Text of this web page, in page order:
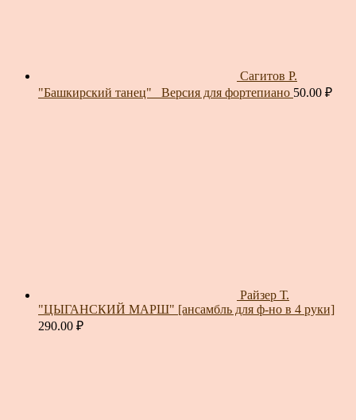
Сагитов Р.
"Башкирский танец"_ Версия для фортепиано 50.00 ₽
Райзер Т.
"ЦЫГАНСКИЙ МАРШ" [ансамбль для ф-но в 4 руки]
290.00 ₽